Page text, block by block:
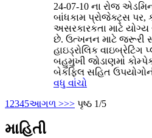
24-07-10 ના રોજ એડમિન
બાંધકામ પ્રોજેક્ટ્સ પર,
અસરકારકતા માટે યોગ્ય
છે. ઉત્ખનન માટે જરૂરી
હાઇડ્રોલિક
બહુમુખી જોડાણમાં
બેકફિલ સહિત
વધુ વાંચો
1 2345આગળ >>> પૃષ્ઠ 1/5
માહિતી